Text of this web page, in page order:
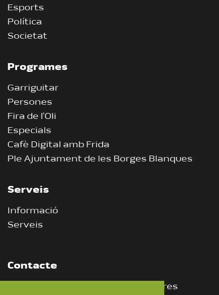
Esports
Política
Societat
Programes
Garriguitar
Persones
Fira de l’Oli
Especials
Cafè Digital amb Frida
Ple Ajuntament de les Borges Blanques
Serveis
Informació
Serveis
Contacte
CEI, Centre d’Empreses Innovadores